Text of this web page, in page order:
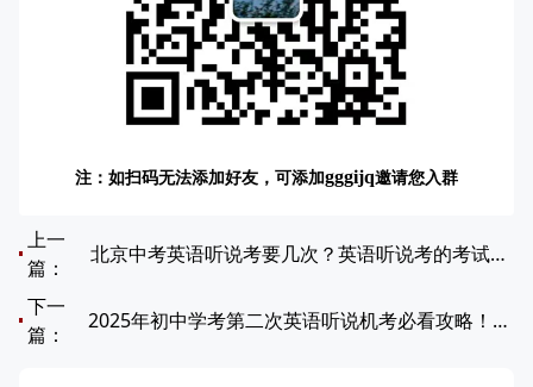
注：如扫码无法添加好友，可添加gggijq邀请您入群
上一
篇：
北京中考英语听说考要几次？英语听说考的考试形式是什么？
下一
篇：
2025年初中学考第二次英语听说机考必看攻略！这些细节别错过